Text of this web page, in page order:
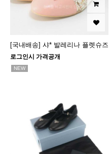
[국내배송] 샤* 발레리나 플렛슈즈
로그인시 가격공개
NEW